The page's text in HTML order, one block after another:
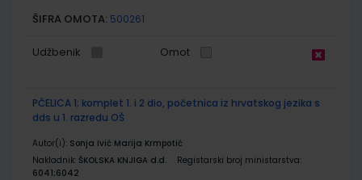
ŠIFRA OMOTA: 500261
Udžbenik Omot
PČELICA 1; komplet 1. i 2 dio, početnica iz hrvatskog jezika s
dds u 1. razredu OŠ
Autor(i): Sonja Ivić Marija Krmpotić
Nakladnik: ŠKOLSKA KNJIGA d.d.
Registarski broj ministarstva:
6041;6042